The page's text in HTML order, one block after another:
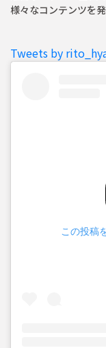
様々なコンテンツを
Tweets by
この投稿